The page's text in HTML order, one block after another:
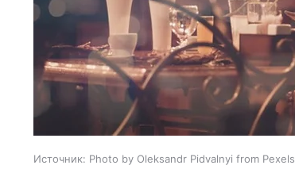
Источник: Photo by Oleksandr Pidvalnyi from Pexels